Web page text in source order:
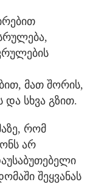
მათ შორის,
და სხვა გზით.
რომ
არ
შეყვანას